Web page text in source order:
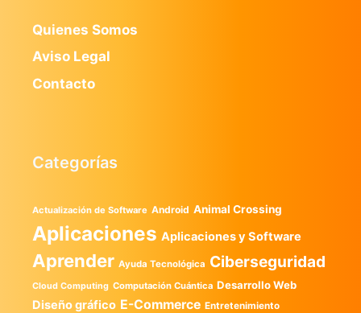
Quienes Somos
Aviso Legal
Contacto
Categorías
Actualización de Software Android Animal Crossing
Aplicaciones Aplicaciones y Software
Aprender Ayuda Tecnológica Ciberseguridad
Cloud Computing Computación Cuántica Desarrollo Web
Diseño gráfico E-Commerce Entretenimiento